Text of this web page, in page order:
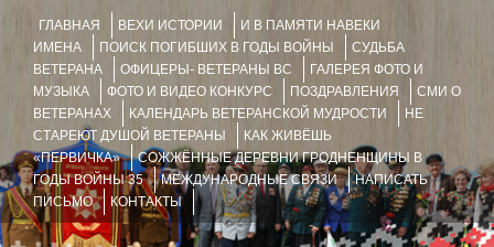
ГЛАВНАЯ ВЕХИ ИСТОРИИ
И В ПАМЯТИ НАВЕКИ
ИМЕНА
ПОИСК ПОГИБШИХ В ГОДЫ ВОЙНЫ
СУДЬБА
ВЕТЕРАНА
ОФИЦЕРЫ- ВЕТЕРАНЫ ВС
ГАЛЕРЕЯ ФОТО И
МУЗЫКА
ФОТО И ВИДЕО КОНКУРС ПОЗДРАВЛЕНИЯ
СМИ О
ВЕТЕРАНАХ
КАЛЕНДАРЬ ВЕТЕРАНСКОЙ МУДРОСТИ
НЕ
СТАРЕЮТ ДУШОЙ ВЕТЕРАНЫ
КАК ЖИВЁШЬ
«ПЕРВИЧКА»
СОЖЖЁННЫЕ ДЕРЕВНИ ГРОДНЕНЩИНЫ В
ГОДЫ ВОЙНЫ 35
МЕЖДУНАРОДНЫЕ СВЯЗИ
НАПИСАТЬ
ПИСЬМО
КОНТАКТЫ